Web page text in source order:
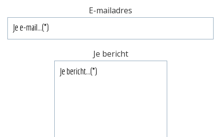
E-mailadres
Je bericht